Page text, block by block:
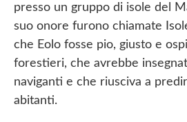
presso un gruppo di isole del
suo onore furono chiamate
che Eolo fosse pio, giusto e
forestieri, che avrebbe
naviganti e che riusciva a
abitanti.